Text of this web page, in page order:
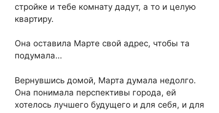
стройке и тебе комнату дадут, а то и целую
квартиру.
Она оставила Марте свой адрес, чтобы та
подумала…
Вернувшись домой, Марта думала недолго.
Она понимала перспективы города, ей
хотелось лучшего будущего и для себя, и для